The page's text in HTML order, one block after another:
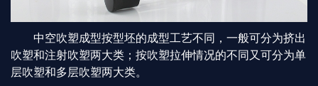
中空吹塑成型按型坯的成型工艺不同，一般可分为挤出
吹塑和注射吹塑两大类；按吹塑拉伸情况的不同又可分为单
层吹塑和多层吹塑两大类。